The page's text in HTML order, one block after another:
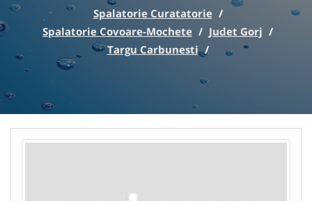
Spalatorie Curatatorie /
Spalatorie Covoare-Mochete / Judet Gorj /
Targu Carbunesti /